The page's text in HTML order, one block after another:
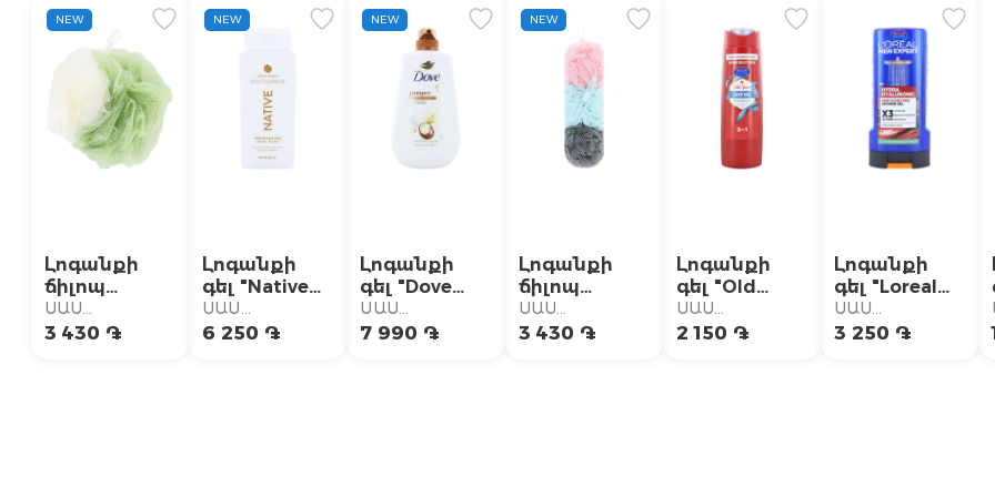
NEW
Լոգանքի
ճիլոպ
"Ecotools"
ՍԱՍ
Սուպերմարկետ
3 430 ֏
NEW
Լոգանքի
գել "Native
Sugar
Cookie"
ՍԱՍ
Սուպերմարկետ
6 250 ֏
NEW
Լոգանքի
գել "Dove
Pamper"
905մլ
ՍԱՍ
Սուպերմարկետ
7 990 ֏
NEW
Լոգանքի
ճիլոպ
"Ecotools" 3
հատ
ՍԱՍ
Սուպերմարկետ
3 430 ֏
Լոգանքի
գել "Old
Spice Deep
Sea 3 in 1"
ՍԱՍ
Սուպերմարկետ
2 150 ֏
Լոգանքի
գել "Loreal
Men Expert
Hydra
ՍԱՍ
Սուպերմարկետ
3 250 ֏